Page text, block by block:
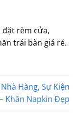
đặt rèm cửa,
trải bàn giá rẻ.
Hàng, Sự Kiện
– Khăn Napkin Đẹp